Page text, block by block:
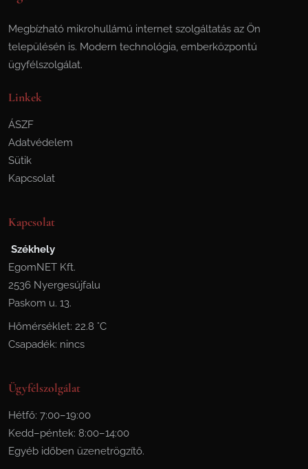
Megbízható mikrohullámú internet szolgáltatás az Ön
településén is. Modern technológia, emberközpontú
ügyfélszolgálat.
Linkek
ÁSZF
Adatvédelem
Sütik
Kapcsolat
Kapcsolat
Székhely
EgomNET Kft.
2536 Nyergesújfalu
Paskom u. 13.
Hőmérséklet: 22.8 °C
Csapadék: nincs
Ügyfélszolgálat
Hétfő: 7:00–19:00
Kedd–péntek: 8:00–14:00
Egyéb időben üzenetrögzítő.